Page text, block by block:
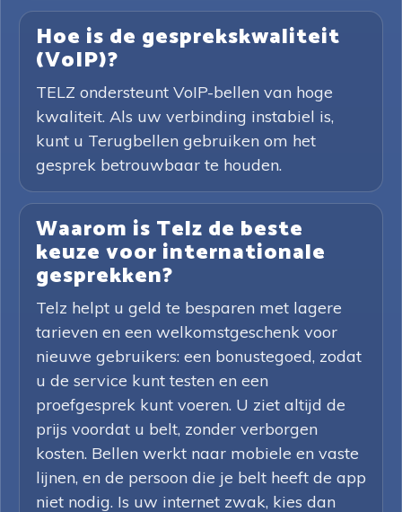
Hoe is de gesprekskwaliteit
(VoIP)?
TELZ ondersteunt VoIP-bellen van hoge
kwaliteit. Als uw verbinding instabiel is,
kunt u Terugbellen gebruiken om het
gesprek betrouwbaar te houden.
Waarom is Telz de beste
keuze voor internationale
gesprekken?
Telz helpt u geld te besparen met lagere
tarieven en een welkomstgeschenk voor
nieuwe gebruikers: een bonustegoed, zodat
u de service kunt testen en een
proefgesprek kunt voeren. U ziet altijd de
prijs voordat u belt, zonder verborgen
kosten. Bellen werkt naar mobiele en vaste
lijnen, en de persoon die je belt heeft de app
niet nodig. Is uw internet zwak, kies dan